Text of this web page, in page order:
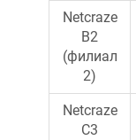
Netcraze
B2
(филиал
2)
Netcraze
C3